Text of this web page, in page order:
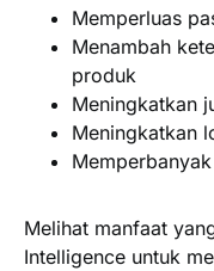
Memperluas
Menambah
produk
Meningkatkan
Meningkatkan
Melihat manfaat
Intelligence untuk